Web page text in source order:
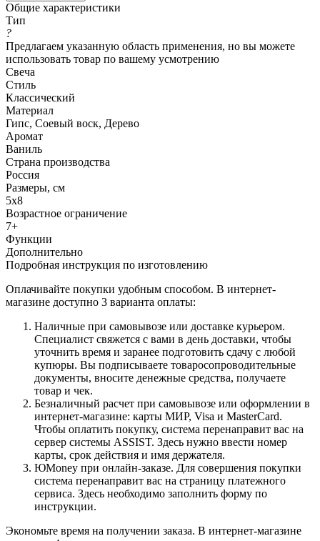
Общие характеристики
Тип
?
Предлагаем указанную область применения, но вы можете
использовать товар по вашему усмотрению
Свеча
Стиль
Классический
Материал
Гипс, Соевый воск, Дерево
Аромат
Ваниль
Страна производства
Россия
Размеры, см
5х8
Возрастное ограничение
7+
Функции
Дополнительно
Подробная инструкция по изготовлению
Оплачивайте покупки удобным способом. В интернет-
магазине доступно 3 варианта оплаты:
Наличные при самовывозе или доставке курьером.
Специалист свяжется с вами в день доставки, чтобы
уточнить время и заранее подготовить сдачу с любой
купюры. Вы подписываете товаросопроводительные
документы, вносите денежные средства, получаете
товар и чек.
Безналичный расчет при самовывозе или оформлении в
интернет-магазине: карты МИР, Visa и MasterCard.
Чтобы оплатить покупку, система перенаправит вас на
сервер системы ASSIST. Здесь нужно ввести номер
карты, срок действия и имя держателя.
ЮMoney при онлайн-заказе. Для совершения покупки
система перенаправит вас на страницу платежного
сервиса. Здесь необходимо заполнить форму по
инструкции.
Экономьте время на получении заказа. В интернет-магазине